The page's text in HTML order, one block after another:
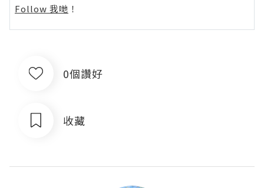
Follow 我哋 ！
0個讚好
收藏